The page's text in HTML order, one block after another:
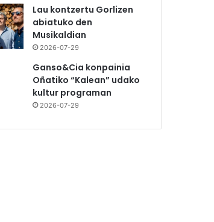
Lau kontzertu Gorlizen
abiatuko den
Musikaldian
2026-07-29
Ganso&Cia konpainia
Oñatiko “Kalean” udako
kultur programan
2026-07-29